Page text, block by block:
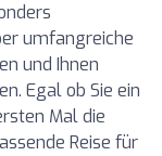
umfangreiche
und Ihnen
Egal ob Sie ein
Mal die
Reise für